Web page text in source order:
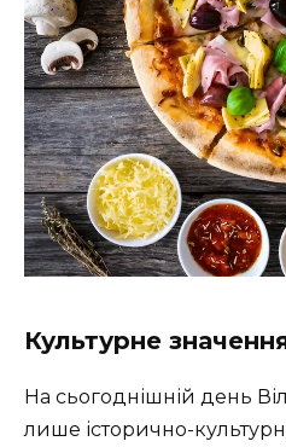
Культурне
На сьогоднішній день
лише історично-